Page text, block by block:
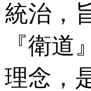
統治，
『衛
理念，